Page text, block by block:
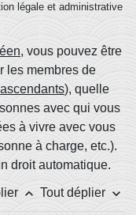
légale et administrative
, vous pouvez être
les membres de
ascendants), quelle
avec qui vous
à vivre avec vous
à charge, etc.).
droit automatique.
keyboard_arrow_up Tout déplier keyboard_arrow_down